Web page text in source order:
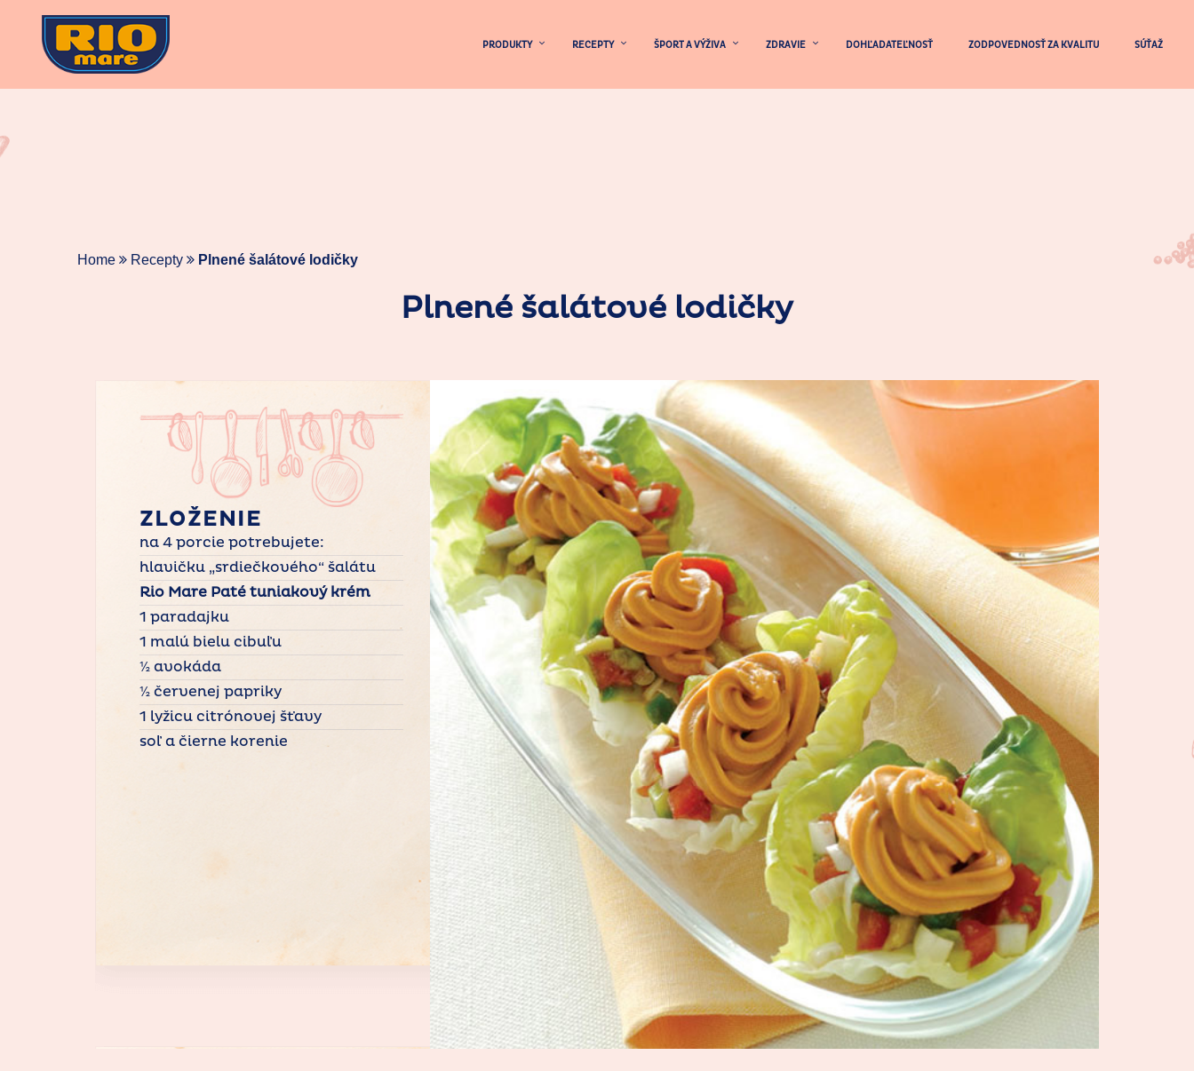
content
PRODUKTY RECEPTY ŠPORT A VÝŽIVA ZDRAVIE DOHĽADATEĽNOSŤ ZODPOVEDNOSŤ ZA KVALITU SÚŤAŽ
Home Recepty Plnené šalátové lodičky
Plnené šalátové lodičky
ZLOŽENIE
na 4 porcie potrebujete:
hlavičku „srdiečkového“ šalátu
Rio Mare Paté tuniakový krém
1 paradajku
1 malú bielu cibuľu
½ avokáda
½ červenej papriky
1 lyžicu citrónovej šťavy
soľ a čierne korenie